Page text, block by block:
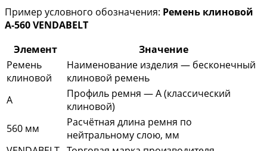
Пример условного обозначения: Ремень клиновой
A-560 VENDABELT
Элемент
Значение
Ремень
клиновой
Наименование изделия — бесконечный
клиновой ремень
A
Профиль ремня — A (классический
клиновой)
560 мм
Расчётная длина ремня по
нейтральному слою, мм